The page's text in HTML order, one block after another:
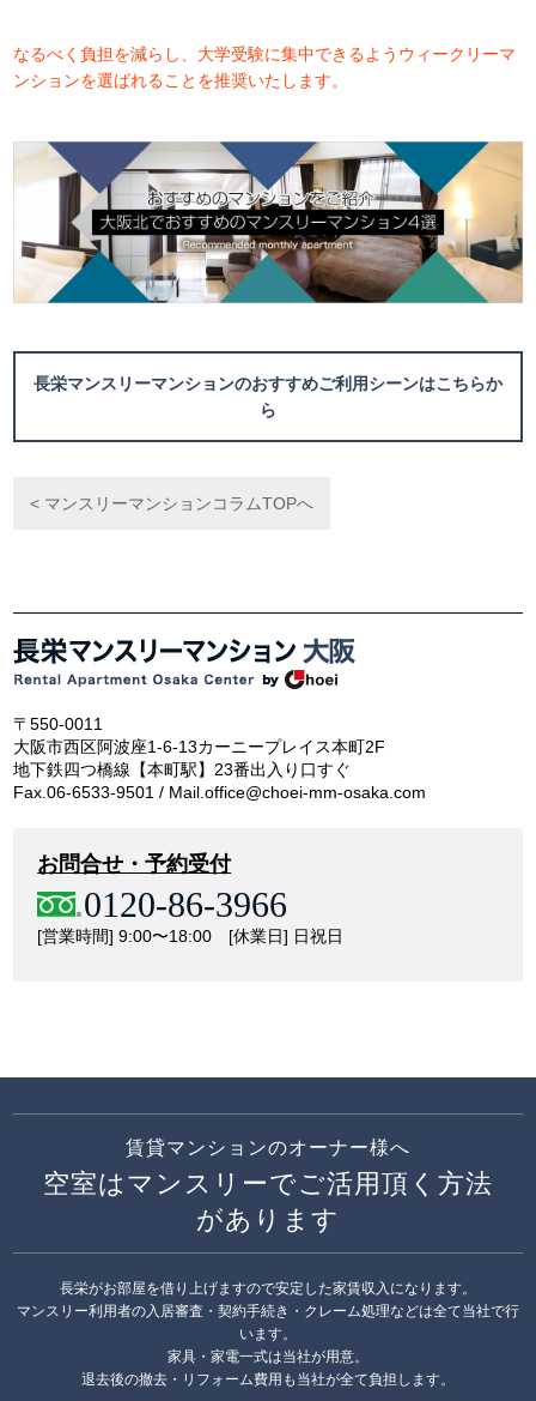
なるべく負担を減らし、大学受験に集中できるようウィークリーマ
ンションを選ばれることを推奨いたします。
長栄マンスリーマンションのおすすめご利用シーンはこちらか
ら
< マンスリーマンションコラムTOPへ
〒550-0011
大阪市西区阿波座1-6-13カーニープレイス本町2F
地下鉄四つ橋線【本町駅】23番出入り口すぐ
Fax.06-6533-9501 / Mail.office@choei-mm-osaka.com
お問合せ・予約受付
0120-86-3966
[営業時間] 9:00〜18:00 [休業日] 日祝日
賃貸マンションのオーナー様へ
空室はマンスリーでご活用頂く方法
があります
長栄がお部屋を借り上げますので安定した家賃収入になります。
マンスリー利用者の入居審査・契約手続き・クレーム処理などは全て当社で行
います。
家具・家電一式は当社が用意。
退去後の撤去・リフォーム費用も当社が全て負担します。